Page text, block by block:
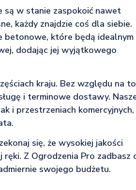
są w stanie zaspokoić nawet
każdy znajdzie coś dla siebie.
betonowe, które będą idealnym
dodając jej wyjątkowego
kraju. Bez względu na
i terminowe dostawy.
i przestrzeniach komercyjnych,
się, że wysokiej jakości
Z Ogrodzenia Pro zadbasz
swojego budżetu.